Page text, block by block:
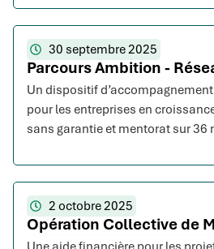
30 septembre 2025
Parcours Ambition -
Un dispositif
pour les entreprises en
sans garantie et mentorat sur 36
2 octobre 2025
Opération Collective de